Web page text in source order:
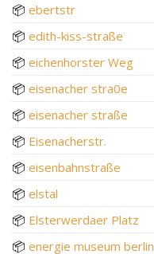
📦 ebertstr
📦 edith-kiss-straße
📦 eichenhorster Weg
📦 eisenacher stra0e
📦 eisenacher straße
📦 Eisenacherstr.
📦 eisenbahnstraße
📦 elstal
📦 Elsterwerdaer Platz
📦 energie museum berlin